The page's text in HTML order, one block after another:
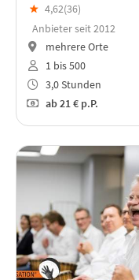
★ 4,62(36)
Anbieter seit 2012
mehrere Orte
1 bis 500
3,0 Stunden
ab21 € p.P.